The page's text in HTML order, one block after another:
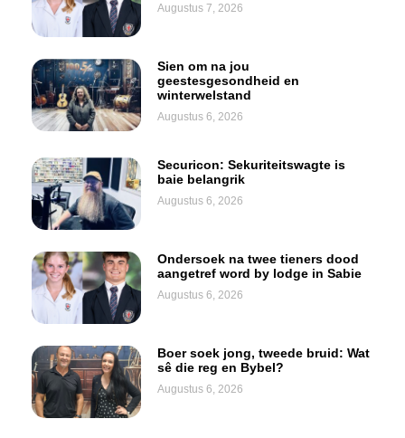
Augustus 7, 2026
Sien om na jou
geestesgesondheid en
winterwelstand
Augustus 6, 2026
Securicon: Sekuriteitswagte is
baie belangrik
Augustus 6, 2026
Ondersoek na twee tieners dood
aangetref word by lodge in Sabie
Augustus 6, 2026
Boer soek jong, tweede bruid: Wat
sê die reg en Bybel?
Augustus 6, 2026